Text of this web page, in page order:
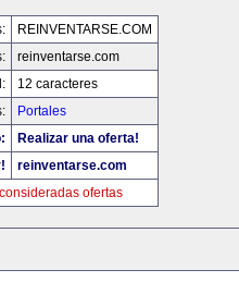
REINVENTARSE.COM
reinventarse.com
12 caracteres
Portales
Realizar una oferta!
reinventarse.com
ofertas